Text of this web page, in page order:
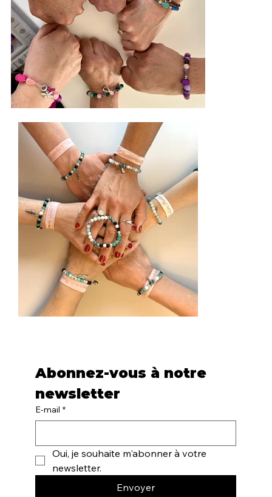
Abonnez-vous à notre
newsletter
E-mail *
Oui, je souhaite m'abonner à votre
newsletter.
Envoyer